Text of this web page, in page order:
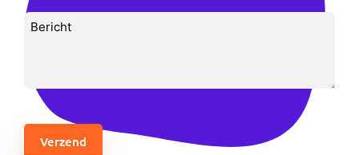
(Vereist)
Bericht
CAPTCHA